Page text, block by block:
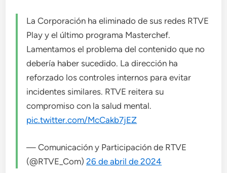
La Corporación ha eliminado de sus redes RTVE
Play y el último programa Masterchef.
Lamentamos el problema del contenido que no
debería haber sucedido. La dirección ha
reforzado los controles internos para evitar
incidentes similares. RTVE reitera su
compromiso con la salud mental.
pic.twitter.com/McCakb7jEZ
— Comunicación y Participación de RTVE
(@RTVE_Com)26 de abril de 2024